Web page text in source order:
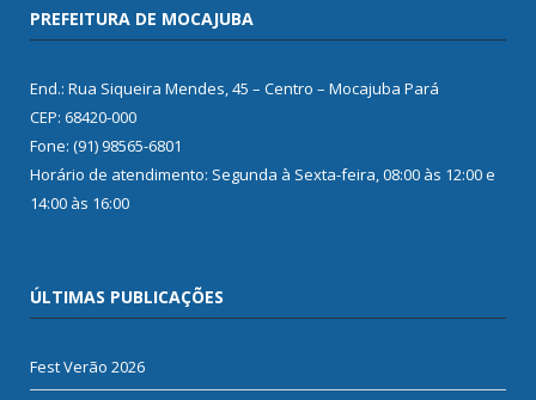
PREFEITURA DE MOCAJUBA
End.: Rua Siqueira Mendes, 45 – Centro – Mocajuba Pará
CEP: 68420-000
Fone: (91) 98565-6801
Horário de atendimento: Segunda à Sexta-feira, 08:00 às 12:00 e
14:00 às 16:00
ÚLTIMAS PUBLICAÇÕES
Fest Verão 2026